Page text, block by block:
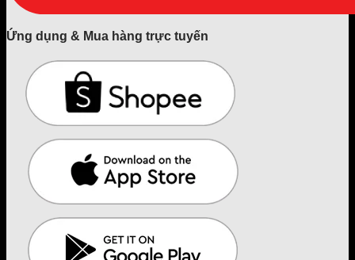
Ứng dụng & Mua hàng trực tuyến